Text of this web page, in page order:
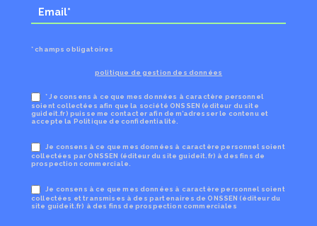
* champs obligatoires
politique de gestion des données
* Je consens à ce que mes données à caractère personnel
soient collectées afin que la société ONSSEN (éditeur du site
guideit.fr) puisse me contacter afin de m’adresser le contenu et
accepte la Politique de confidentialité.
Je consens à ce que mes données à caractère personnel soient
collectées par ONSSEN (éditeur du site guideit.fr) à des fins de
prospection commerciale.
Je consens à ce que mes données à caractère personnel soient
collectées et transmises à des partenaires de ONSSEN (éditeur du
site guideit.fr) à des fins de prospection commerciales